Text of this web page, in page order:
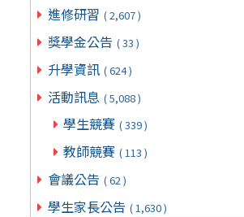
進修研習 ( 2,607 )
獎學金公告 ( 33 )
升學資訊 ( 624 )
活動訊息 ( 5,088 )
學生競賽 ( 339 )
教師競賽 ( 113 )
會議公告 ( 62 )
學生家長公告 ( 1,630 )